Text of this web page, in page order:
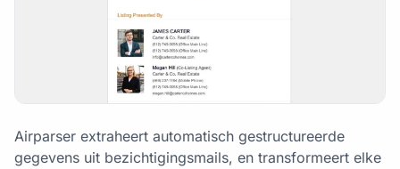
Airparser extraheert automatisch gestructureerde
gegevens uit bezichtigingsmails, en transformeert elke